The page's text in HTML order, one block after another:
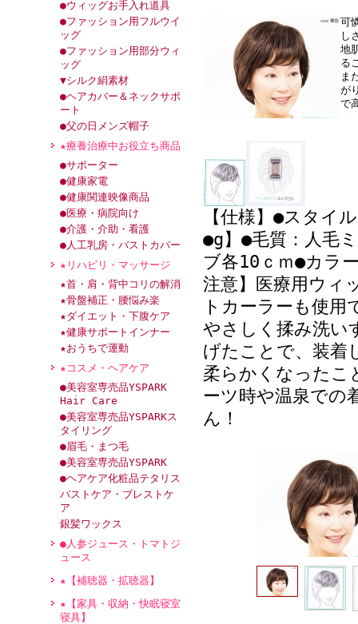
●ウィッグお手入れ道具
●ファッション用フルウイ
ッグ
●ファッション用部分ウィ
ッグ
▼シルク絹素材
●ヘアカバー＆ネックサポ
ート
●父の日メンズ帽子
★療養治療中お役立ち商品
●サポーター
●健康家電
●健康関連映像商品
●医療・病院向け
●介護・介助・看護
●人工乳房・バストカバー
★リハビリ・マッサージ
★首・肩・背中コリの解消
★骨盤補正・腰悩み楽
★ダイエット・下腹ケア
★健康サポートインナー
★おうちで運動
★コスメ・ヘアケア
●美容室専売品YSPARK
Hair Care
●美容室専売品YSPARKス
タイリング
●眉毛・まつ毛
●美容室専売品YSPARK
●ヘアケア化粧品テタリス
バストケア・ブレストケ
ア
銀髪ワックス
●人参ジュース・トマトジ
ュース
★【補聴器・拡聴器】
★【家具・収納・快眠寝室
寝具】
可
し
地
る
ま
が
で
【仕様】●スタイ
●g】●毛質：人毛
ブ各10ｃｍ●カラ
注意】医療用ウ
トカーラーも使
やさしく揉み洗い
げたことで、装着
柔らかくなったこ
ーツ時や温泉での
ん！